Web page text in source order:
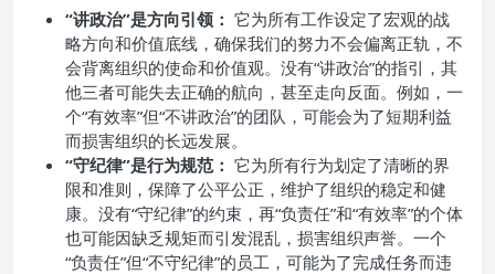
“讲政治”是方向引领： 它为所有工作设定了宏观的战
略方向和价值底线，确保我们的努力不会偏离正轨，不
会背离组织的使命和价值观。没有“讲政治”的指引，其
他三者可能失去正确的航向，甚至走向反面。例如，一
个“有效率”但“不讲政治”的团队，可能会为了短期利益
而损害组织的长远发展。
“守纪律”是行为规范： 它为所有行为划定了清晰的界
限和准则，保障了公平公正，维护了组织的稳定和健
康。没有“守纪律”的约束，再“负责任”和“有效率”的个体
也可能因缺乏规矩而引发混乱，损害组织声誉。一个
“负责任”但“不守纪律”的员工，可能为了完成任务而违